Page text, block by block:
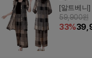
[알트베니
59,900원
33%